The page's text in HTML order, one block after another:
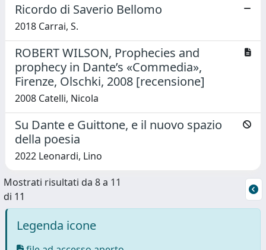
Ricordo di Saverio Bellomo
2018 Carrai, S.
ROBERT WILSON, Prophecies and
prophecy in Dante’s «Commedia»,
Firenze, Olschki, 2008 [recensione]
2008 Catelli, Nicola
Su Dante e Guittone, e il nuovo spazio
della poesia
2022 Leonardi, Lino
Mostrati risultati da 8 a 11
di 11
Legenda icone